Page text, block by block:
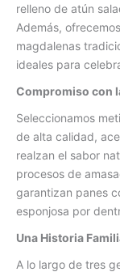
relleno de atún
Además,
magdalenas
ideales para
Compromiso con
Seleccionamos
de alta calidad,
realzan el sabor
procesos de
garantizan panes
esponjosa por
Una Historia
A lo largo de tres